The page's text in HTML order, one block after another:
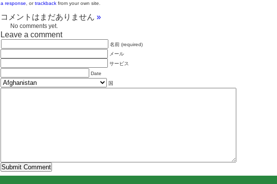
a response , ortrackback from your own site.
コメントはまだありません »
No comments yet.
Leave a comment
名前 (required)
メール
サービス
Date
国